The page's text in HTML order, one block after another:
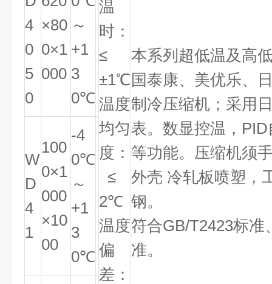
温
时：
≤
±1℃
温度
均匀
度：
≤
2℃
温度
偏
差：
本系列超低温及高
国泰康、美优乐、
制冷压缩机；采用
表。数显控温，
等功能。压缩机须
外壳 冷轧板喷塑，
钢。
符合GB/T2423标准
准。
4
0
5
0
×80
0×1
000
～
+1
3
0℃
W
D
4
1
100
0×1
000
×10
00
-4
0℃
～
+1
3
0℃